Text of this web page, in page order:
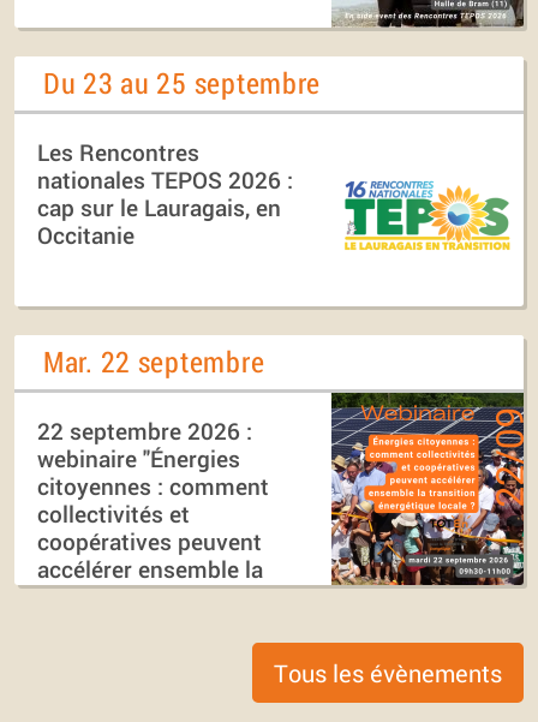
Du 23 au 25 septembre
Les Rencontres
nationales TEPOS 2026 :
cap sur le Lauragais, en
Occitanie
Mar. 22 septembre
22 septembre 2026 :
webinaire "Énergies
citoyennes : comment
collectivités et
coopératives peuvent
accélérer ensemble la
transition énergétique
Tous les évènements